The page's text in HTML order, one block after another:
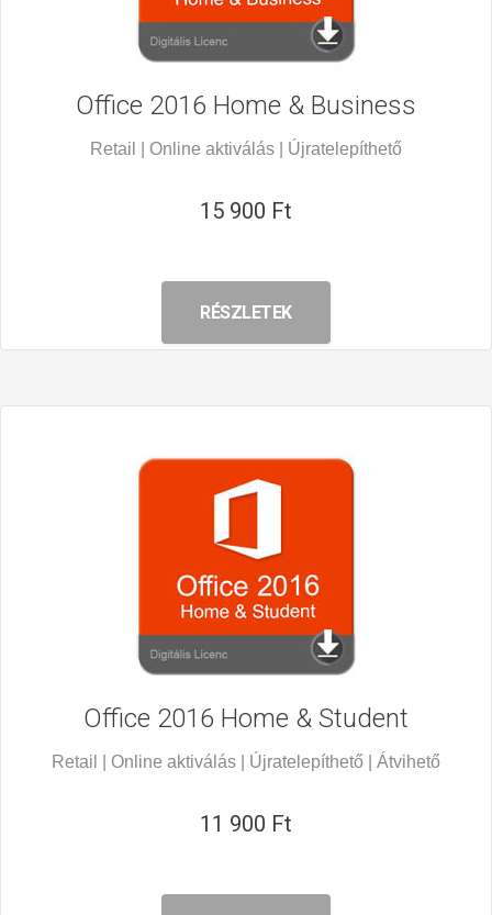
Office 2016 Home & Business
Retail | Online aktiválás | Újratelepíthető
15 900 Ft
RÉSZLETEK
Office 2016 Home & Student
Retail | Online aktiválás | Újratelepíthető | Átvihető
11 900 Ft